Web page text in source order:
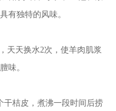
有独特的风味。
天天换水2次，使羊肉肌浆
味。
干桔皮，煮沸一段时间后捞